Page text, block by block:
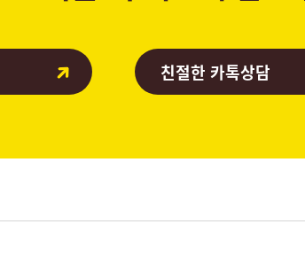
친절한 카톡상담